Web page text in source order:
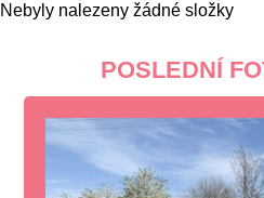
Nebyly nalezeny žádné složky
POSLEDNÍ